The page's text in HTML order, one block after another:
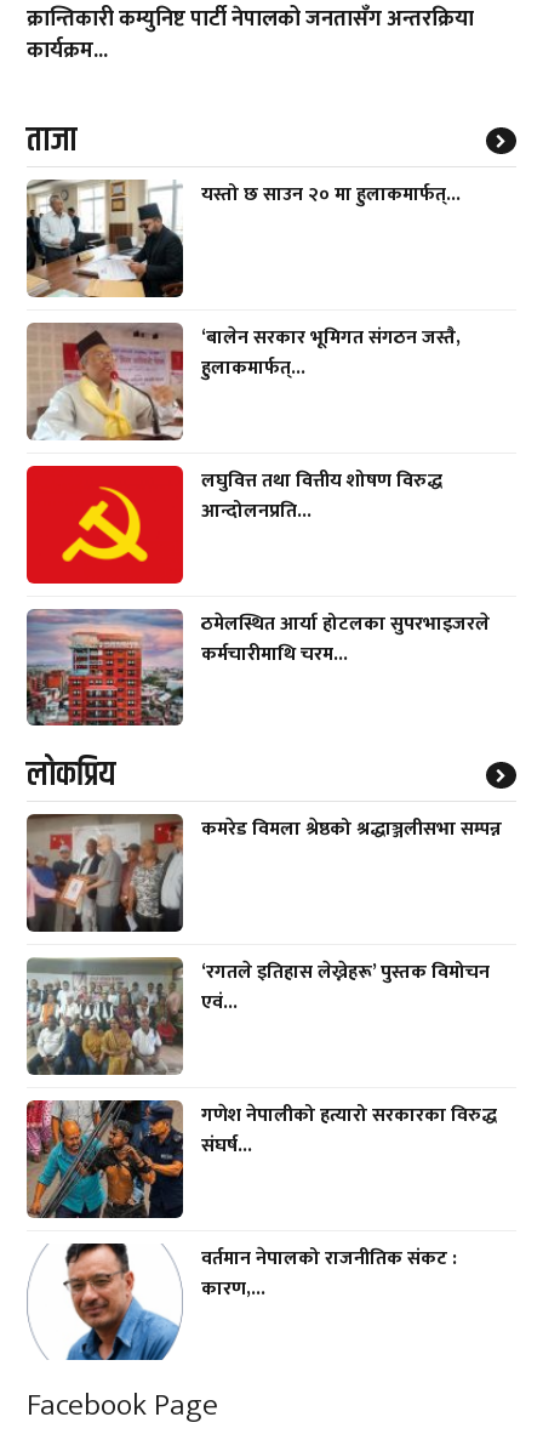
क्रान्तिकारी कम्युनिष्ट पार्टी नेपालको जनतासँग अन्तरक्रिया
कार्यक्रम...
ताजा
यस्तो छ साउन २० मा हुलाकमार्फत्...
‘बालेन सरकार भूमिगत संगठन जस्तै,
हुलाकमार्फत्...
लघुवित्त तथा वित्तीय शोषण विरुद्ध
आन्दोलनप्रति...
ठमेलस्थित आर्या होटलका सुपरभाइजरले
कर्मचारीमाथि चरम...
लाेकप्रिय
कमरेड विमला श्रेष्ठको श्रद्धाञ्जलीसभा सम्पन्न
‘रगतले इतिहास लेख्नेहरू’ पुस्तक विमोचन
एवं...
गणेश नेपालीको हत्यारो सरकारका विरुद्ध
संघर्ष...
वर्तमान नेपालको राजनीतिक संकट :
कारण,...
Facebook Page